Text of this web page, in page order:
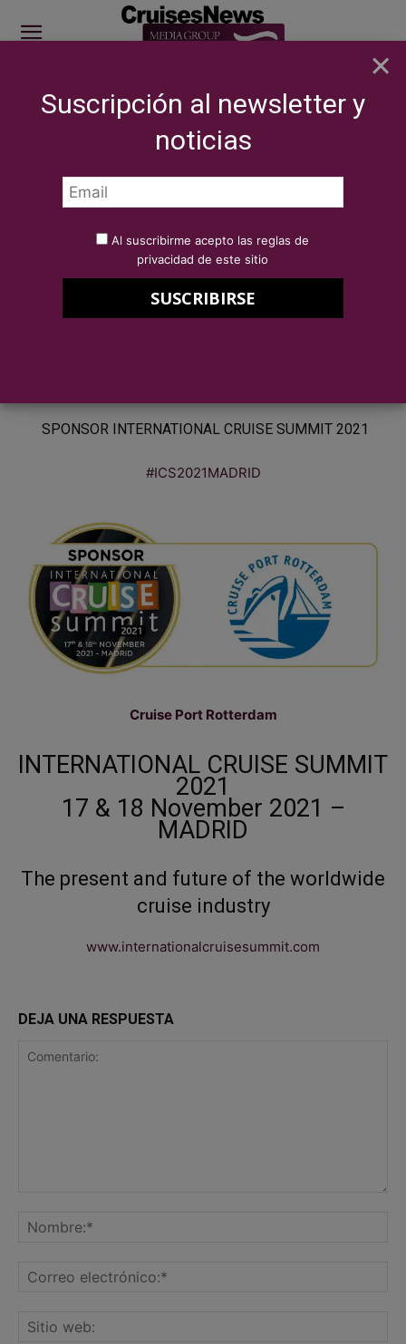
SITE SPONSOR: ICS 2026
Eventos
Cruise Port Rotterdam, ICS 2021
Sponsor
SPONSOR INTERNATIONAL CRUISE SUMMIT 2021
#ICS2021MADRID
Cruise Port Rotterdam
INTERNATIONAL CRUISE SUMMIT
2021
17 & 18 November 2021 –
MADRID
The present and future of the worldwide
cruise industry
www.internationalcruisesummit.com
DEJA UNA RESPUESTA
×
Suscripción al newsletter y
noticias
Al suscribirme acepto las reglas de
privacidad de este sitio